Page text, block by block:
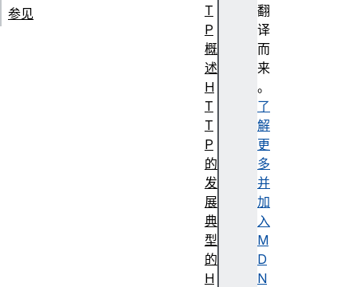
翻
译
而
来
。
了
解
更
多
并
加
入
M
D
N
参见
T
P
概
述
H
T
T
P
的
发
展
典
型
的
H